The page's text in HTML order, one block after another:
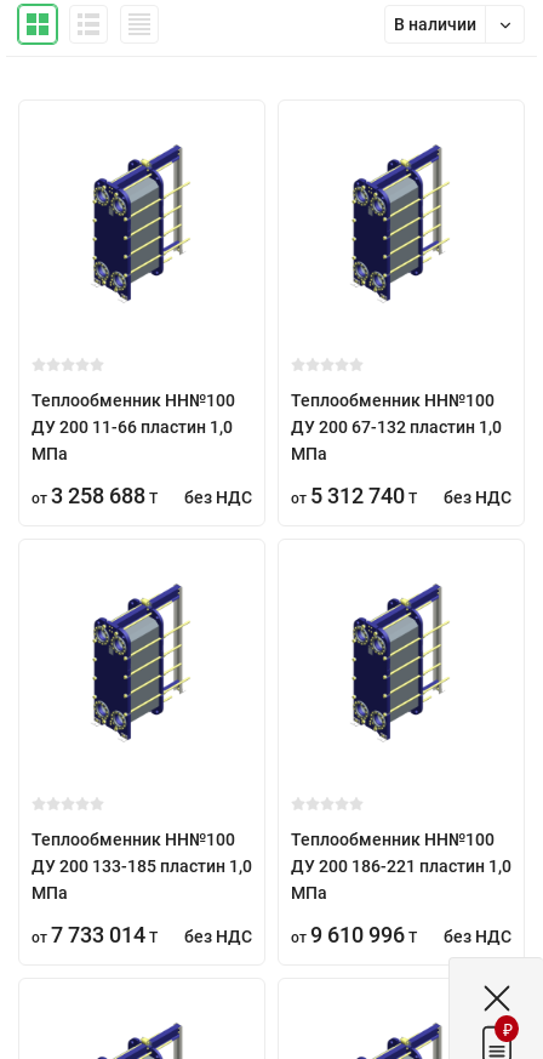
В наличии
Теплообменник НН№100
ДУ 200 11-66 пластин 1,0
МПа
от 3 258 688 T без НДС
Теплообменник НН№100
ДУ 200 67-132 пластин 1,0
МПа
от 5 312 740 T без НДС
Теплообменник НН№100
ДУ 200 133-185 пластин 1,0
МПа
от 7 733 014 T без НДС
Теплообменник НН№100
ДУ 200 186-221 пластин 1,0
МПа
от 9 610 996 T без НДС
₽